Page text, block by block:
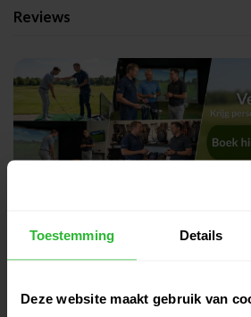
Toestemming Details
Deze website maakt gebruik van
Reviews
Maandelijks
Gevorderd